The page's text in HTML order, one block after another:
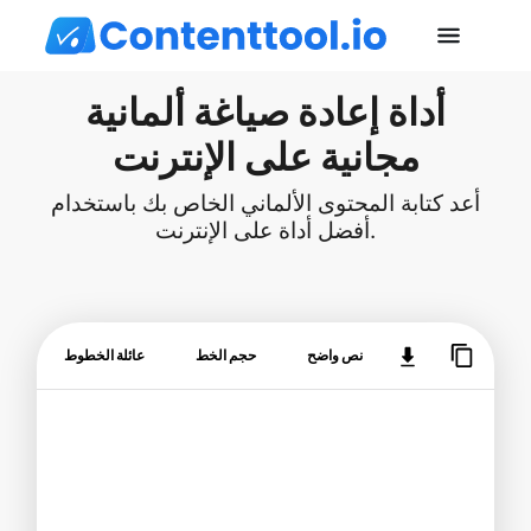
أداة إعادة صياغة ألمانية
مجانية على الإنترنت
أعد كتابة المحتوى الألماني الخاص بك باستخدام
أفضل أداة على الإنترنت.
عائلة الخطوط حجم الخط نص واضح